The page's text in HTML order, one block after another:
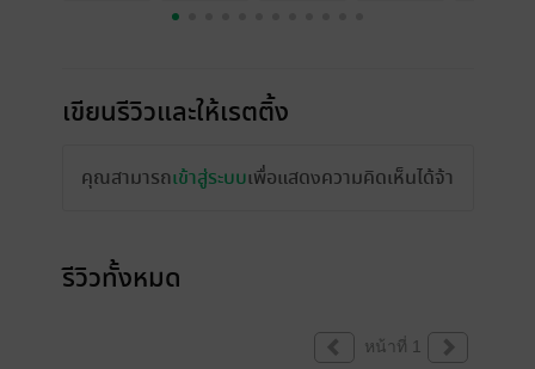
เขียนรีวิวและให้เรตติ้ง
คุณสามารถเข้าสู่ระบบเพื่อแสดงความคิดเห็นได้จ้า
รีวิวทั้งหมด
หน้าที่ 1